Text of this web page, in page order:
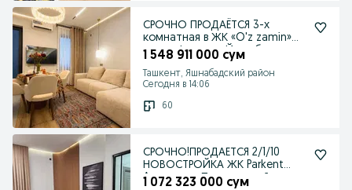
СРОЧНО ПРОДАЁТСЯ 3-х
комнатная в ЖК «O'z zamin»
1 548 911 000 сум
Ташкент, Яшнабадский район
Сегодня в 14:06
60
СРОЧНО!ПРОДАЕТСЯ 2/1/10
НОВОСТРОЙКА ЖК Parkent
Avenue на: Паркентский
1 072 323 000 сум